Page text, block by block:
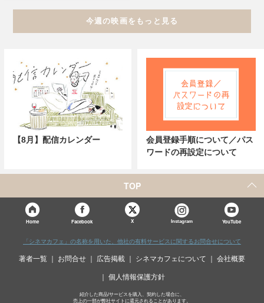
今週の映画をもっと見る
【8月】配信カレンダー
会員登録手順について／パス
ワードの再設定について
TOP
Home Facebook X Instagram YouTube
「シネマカフェ」の名称を用いた、他社の有料サービスに関するお問合せについて
著者一覧 お問合せ 広告掲載 シネマカフェについて 会社概要
個人情報保護方針
紹介した商品/サービスを購入、契約した場合に、
売上の一部が弊社サイトに還元されることがあります。